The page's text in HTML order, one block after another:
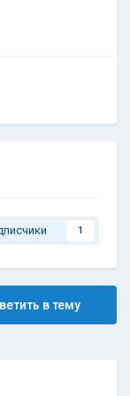
1
в тему